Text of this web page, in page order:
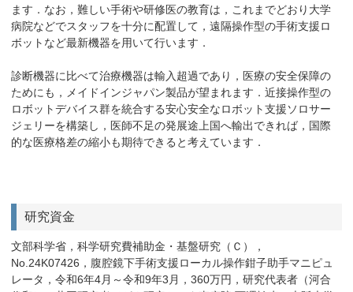
ます．なお，難しい手術や研修医の教育は，これまでどおり大学
病院などでスタッフを十分に配置して，遠隔操作型の手術支援ロ
ボットなど最新機器を用いて行います．
診断機器に比べて治療機器は輸入超過であり，医療の安全保障の
ためにも，メイドインジャパン製品が望まれます．近接操作型の
ロボットデバイス群を統合する安心安全なロボット支援ソロサー
ジェリーを構築し，医師不足の発展途上国へ輸出できれば，国際
的な医療格差の縮小も期待できると考えています．
研究資金
文部科学省，科学研究費補助金・基盤研究（Ｃ），
No.24K07426，腹腔鏡下手術支援ローカル操作鉗子助手マニピュ
レータ，令和6年4月～令和9年3月，360万円，研究代表者（河合